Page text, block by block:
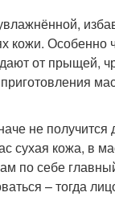
кожи. Особенно
от прыщей,
не получится
сухая кожа, в
по себе
– тогда